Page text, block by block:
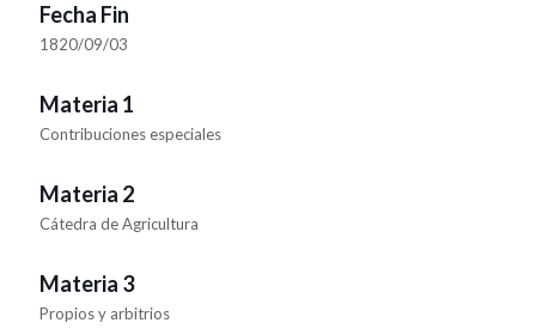
Fecha Fin
1820/09/03
Materia 1
Contribuciones especiales
Materia 2
Cátedra de Agricultura
Materia 3
Propios y arbitrios